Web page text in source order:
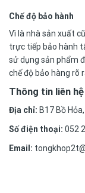
Chế độ bảo hành
Vì là nhà sản xuất
trực tiếp bảo hành
sử dụng sản phẩm
chế độ bảo hàng rõ
Thông tin liên hệ
Địa chỉ: B17 Bồ
Số điện thoại: 052
Email: